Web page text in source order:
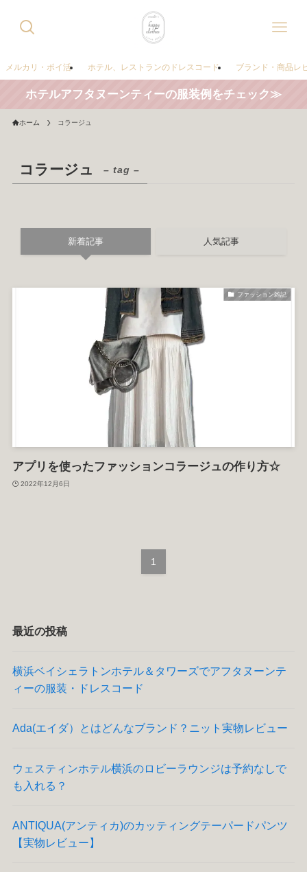
メルカリ・ポイ活 ホテル、レストランのドレスコード ブランド・商品レ
ホテルアフタヌーンティーの服装例をチェック≫
ホーム コラージュ
コラージュ – tag –
新着記事 人気記事
ファッション雑記
アプリを使ったファッションコラージュの作り方☆
2022年12月6日
1
最近の投稿
横浜ベイシェラトンホテル＆タワーズでアフタヌーンテ
ィーの服装・ドレスコード
Ada(エイダ）とはどんなブランド？ニット実物レビュー
ウェスティンホテル横浜のロビーラウンジは予約なしで
も入れる？
ANTIQUA(アンティカ)のカッティングテーパードパンツ
【実物レビュー】